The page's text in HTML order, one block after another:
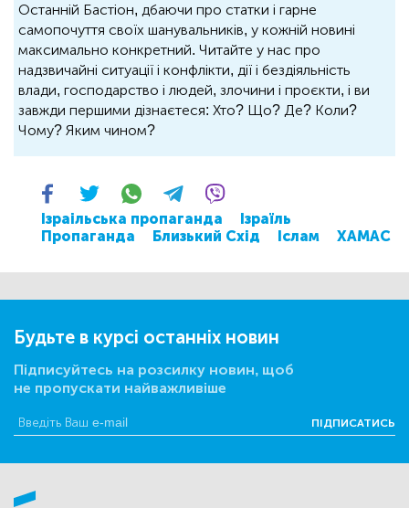
Останній Бастіон, дбаючи про статки і гарне
самопочуття своїх шанувальників, у кожній новині
максимально конкретний. Читайте у нас про
надзвичайні ситуації і конфлікти, дії і бездіяльність
влади, господарство і людей, злочини і проєкти, і ви
завжди першими дізнаєтеся: Хто? Що? Де? Коли?
Чому? Яким чином?
Ізраільська пропаганда
Ізраїль
Пропаганда
Близький Схід Іслам ХАМАС
Будьте в курсі останніх новин
Підписуйтесь на розсилку новин, щоб
не пропускати найважливіше
ПІДПИСАТИСЬ